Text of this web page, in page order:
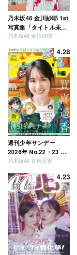
乃木坂46 金川紗耶 1st
写真集「タイトル未
定」
乃木坂46 金川紗耶
4.28
週刊少年サンデー
2026年 No.22・23 合
併号
乃木坂46 賀喜遥香
4.23